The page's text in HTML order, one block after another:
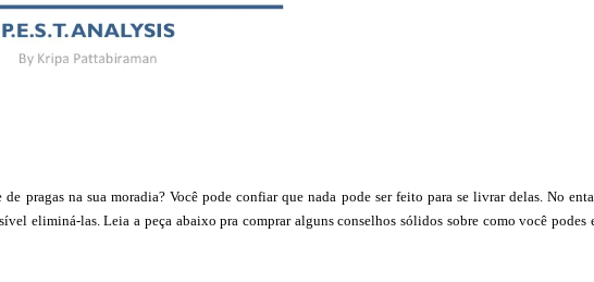
pragas na sua moradia? Você pode confiar que nada pode ser feito para se livrar delas. No
eliminá-las. Leia a peça abaixo pra comprar alguns conselhos sólidos sobre como você podes